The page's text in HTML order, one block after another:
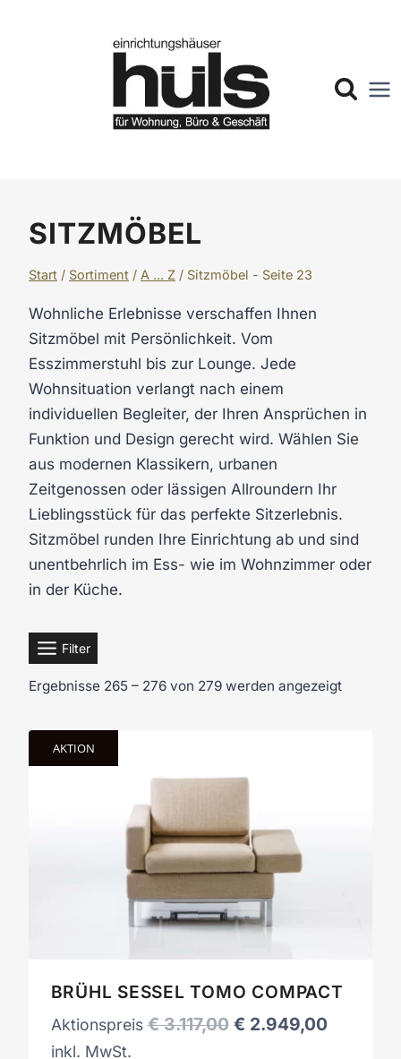
SITZMÖBEL
Start / Sortiment / A ... Z / Sitzmöbel - Seite 23
Wohnliche Erlebnisse verschaffen Ihnen
Sitzmöbel mit Persönlichkeit. Vom
Esszimmerstuhl bis zur Lounge. Jede
Wohnsituation verlangt nach einem
individuellen Begleiter, der Ihren Ansprüchen in
Funktion und Design gerecht wird. Wählen Sie
aus modernen Klassikern, urbanen
Zeitgenossen oder lässigen Allroundern Ihr
Lieblingsstück für das perfekte Sitzerlebnis.
Sitzmöbel runden Ihre Einrichtung ab und sind
unentbehrlich im Ess- wie im Wohnzimmer oder
in der Küche.
Filter
Ergebnisse 265 – 276 von 279 werden angezeigt
AKTION
BRÜHL SESSEL TOMO COMPACT
Aktionspreis €3.117,00 Ursprünglicher
€ 2.949,00Aktueller
inkl. MwSt.